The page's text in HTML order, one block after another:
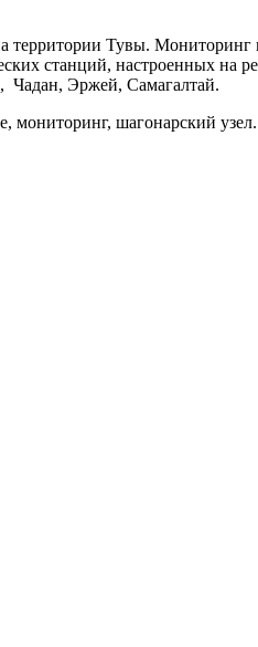
территории Тувы. Мониторинг
станций, настроенных на
Чадан, Эржей, Самагалтай.
мониторинг, шагонарский узел.